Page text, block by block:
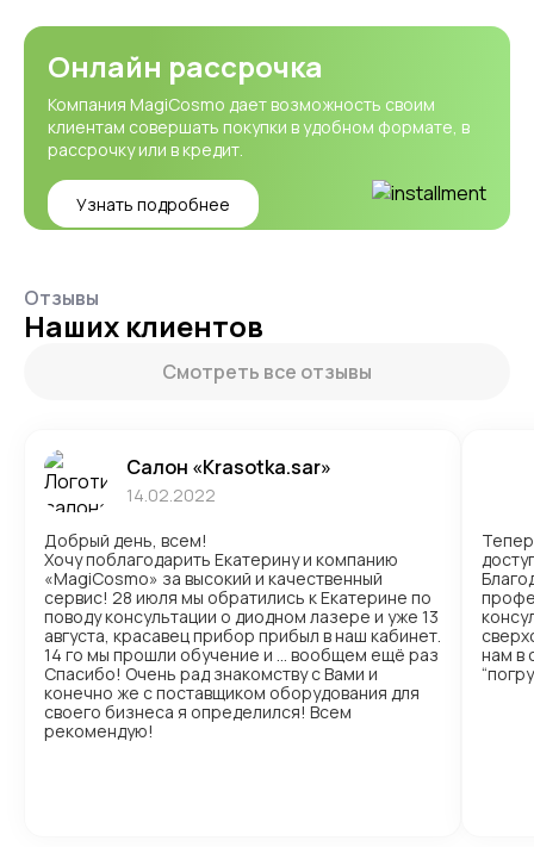
Онлайн рассрочка
Компания MagiCosmo дает возможность своим
клиентам совершать покупки в удобном формате, в
рассрочку или в кредит.
Узнать подробнее
Отзывы
Наших клиентов
Смотреть все отзывы
Салон «Krasotka.sar»
14.02.2022
Добрый день, всем!
Хочу поблагодарить Екатерину и компанию
«MagiCosmo» за высокий и качественный
сервис! 28 июля мы обратились к Екатерине по
поводу консультации о диодном лазере и уже 13
августа, красавец прибор прибыл в наш кабинет.
14 го мы прошли обучение и … вообщем ещё раз
Спасибо! Очень рад знакомству с Вами и
конечно же с поставщиком оборудования для
своего бизнеса я определился! Всем
рекомендую!
нам в